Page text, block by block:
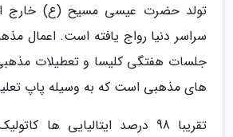
تولد حضرت عیسی مسیح (ع) خارج از
سراسر دنیا رواج یافته است. اعمال
جلسات هفتگی کلیسا و تعطیلات
های مذهبی است که به وسیله پاپ
تقریبا 98 درصد ایتالیایی ها